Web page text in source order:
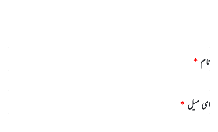
نام *
ای میل *